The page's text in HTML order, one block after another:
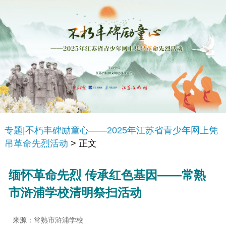
专题|不朽丰碑励童心——2025年江苏省青少年网上凭
吊革命先烈活动 > 正文
缅怀革命先烈 传承红色基因——常熟
市浒浦学校清明祭扫活动
来源：常熟市浒浦学校